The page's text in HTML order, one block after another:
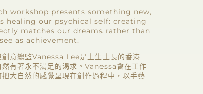
workshop presents something new,
healing our psychical self: creating
matches our dreams rather than
as achievement.
創意總監Vanessa Lee是土生土長的香港
然有著永不滿足的渴求。Vanessa會在工作
大自然的感覺呈現在創作過程中，以手藝